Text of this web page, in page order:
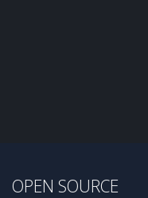
OPEN SOURCE